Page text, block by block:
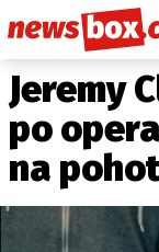
DOMÁCÍ
POČASÍ
KRIMI
EKONOMIKA
Jeremy
po
na